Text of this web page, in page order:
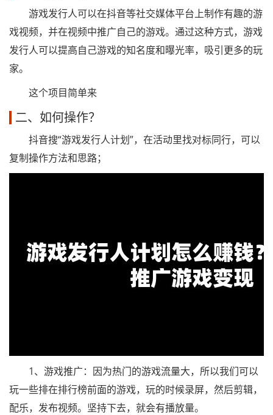
游戏发行人可以在抖音等社交媒体平台上制作有趣的游
戏视频，并在视频中推广自己的游戏。通过这种方式，游戏
发行人可以提高自己游戏的知名度和曝光率，吸引更多的玩
家。
这个项目简单来
二、如何操作？
抖音搜“游戏发行人计划”，在活动里找对标同行，可以
复制操作方法和思路；
1、游戏推广：因为热门的游戏流量大，所以我们可以
玩一些排在排行榜前面的游戏，玩的时候录屏，然后剪辑，
配乐，发布视频。坚持下去，就会有播放量。